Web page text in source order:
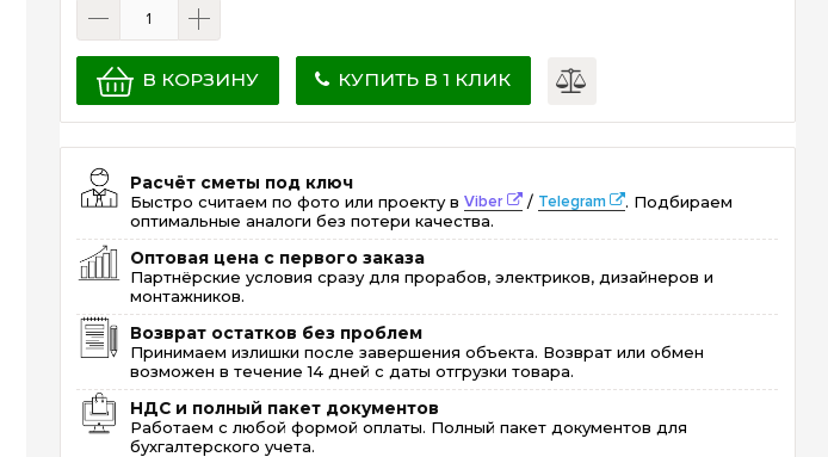
В КОРЗИНУ КУПИТЬ В 1 КЛИК
Расчёт сметы под ключ
Быстро считаем по фото или проекту вViber / Telegram
. Подбираем
оптимальные аналоги без потери качества.
Оптовая цена с первого заказа
Партнёрские условия сразу для прорабов, электриков, дизайнеров и
монтажников.
Возврат остатков без проблем
Принимаем излишки после завершения объекта. Возврат или обмен
возможен в течение 14 дней с даты отгрузки товара.
НДС и полный пакет документов
Работаем с любой формой оплаты. Полный пакет документов для
бухгалтерского учета.